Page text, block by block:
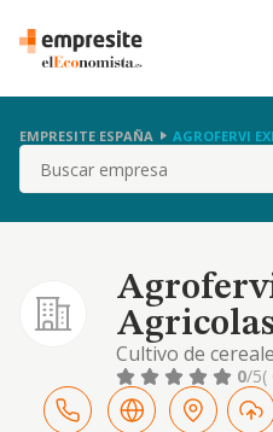
EMPRESITE ESPAÑA AGROFERVI
Buscar
Cultivo de
maíz, olivo,
0/5(